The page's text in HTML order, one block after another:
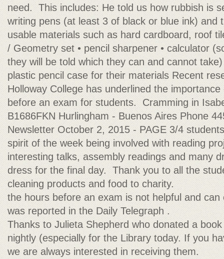
need. This includes: He told us how rubbish is
writing pens (at least 3 of black or blue ink) and
usable materials such as hard cardboard, roof
/ Geometry set • pencil sharpener • calculator
they will be told which they can and cannot
plastic pencil case for their materials Recent
Holloway College has underlined the
before an exam for students. Cramming in
B1686FKN Hurlingham - Buenos Aires Phone
Newsletter October 2, 2015 - PAGE 3/4
spirit of the week being involved with reading
interesting talks, assembly readings and many
dress for the final day. Thank you to all the
cleaning products and food to charity.
the hours before an exam is not helpful and
was reported in the Daily Telegraph .
Thanks to Julieta Shepherd who donated a
nightly (especially for the Library today. If you
we are always interested in receiving them.